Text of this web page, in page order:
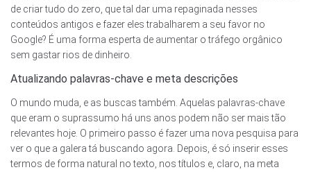
de criar tudo do zero, que tal dar uma repaginada nesses
conteúdos antigos e fazer eles trabalharem a seu favor no
Google? É uma forma esperta de aumentar o tráfego orgânico
sem gastar rios de dinheiro.
Atualizando palavras-chave e meta descrições
O mundo muda, e as buscas também. Aquelas palavras-chave
que eram o suprassumo há uns anos podem não ser mais tão
relevantes hoje. O primeiro passo é fazer uma nova pesquisa para
ver o que a galera tá buscando agora. Depois, é só inserir esses
termos de forma natural no texto, nos títulos e, claro, na meta